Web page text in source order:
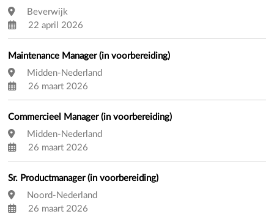
Beverwijk
22 april 2026
Maintenance Manager (in voorbereiding)
Midden-Nederland
26 maart 2026
Commercieel Manager (in voorbereiding)
Midden-Nederland
26 maart 2026
Sr. Productmanager (in voorbereiding)
Noord-Nederland
26 maart 2026